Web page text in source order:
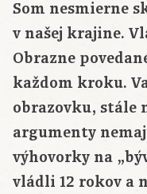
Som nesmierne
v našej krajine.
Obrazne
každom kroku.
obrazovku, stále
argumenty
výhovorky na
vládli 12 rokov a